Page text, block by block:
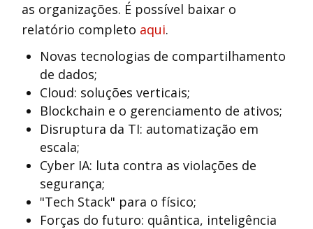
as organizações. É possível baixar o
relatório completo aqui.
Novas tecnologias de compartilhamento
de dados;
Cloud: soluções verticais;
Blockchain e o gerenciamento de ativos;
Disruptura da TI: automatização em
escala;
Cyber IA: luta contra as violações de
segurança;
"Tech Stack" para o físico;
Forças do futuro: quântica, inteligência